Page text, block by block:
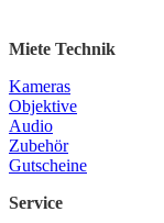
Miete Technik
Kameras
Objektive
Audio
Zubehör
Gutscheine
Service